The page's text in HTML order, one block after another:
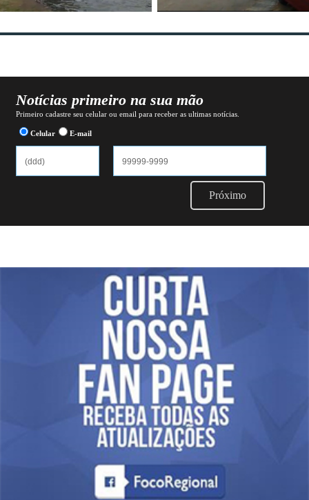
Notícias primeiro na sua mão
Primeiro cadastre seu celular ou email para receber as ultimas notícias.
Celular E-mail
Próximo